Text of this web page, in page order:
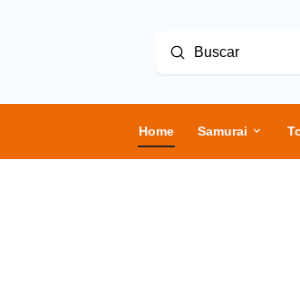
Buscar
Enviar
Home Samurai